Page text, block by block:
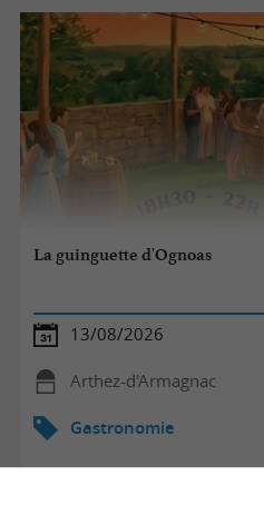
La guinguette d'Ognoas
13/08/2026
Arthez-d'Armagnac
Gastronomie